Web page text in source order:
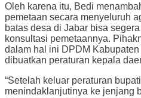
Oleh karena itu, Bedi
pemetaan secara menyeluruh
batas desa di Jabar bisa
konsultasi pemetaannya.
dalam hal ini DPDM
dibuatkan peraturan kepala
“Setelah keluar peraturan
menindaklanjutinya ke jenjang